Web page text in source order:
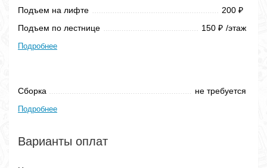
Подъем на лифте
200 ₽
Подъем по лестнице 150 ₽ /этаж
Подробнее
Сборка не требуется
Подробнее
Варианты оплат